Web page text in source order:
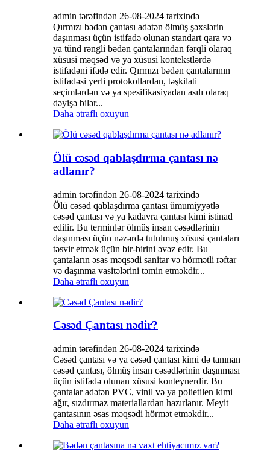
admin tərəfindən 26-08-2024 tarixində
Qırmızı bədən çantası adətən ölmüş şəxslərin
daşınması üçün istifadə olunan standart qara və
ya tünd rəngli bədən çantalarından fərqli olaraq
xüsusi məqsəd və ya xüsusi kontekstlərdə
istifadəni ifadə edir. Qırmızı bədən çantalarının
istifadəsi yerli protokollardan, təşkilati
seçimlərdən və ya spesifikasiyadan asılı olaraq
dəyişə bilər...
Daha ətraflı oxuyun
Ölü cəsəd qablaşdırma çantası nə
adlanır?
admin tərəfindən 26-08-2024 tarixində
Ölü cəsəd qablaşdırma çantası ümumiyyətlə
cəsəd çantası və ya kadavra çantası kimi istinad
edilir. Bu terminlər ölmüş insan cəsədlərinin
daşınması üçün nəzərdə tutulmuş xüsusi çantaları
təsvir etmək üçün bir-birini əvəz edir. Bu
çantaların əsas məqsədi sanitar və hörmətli rəftar
və daşınma vasitələrini təmin etməkdir...
Daha ətraflı oxuyun
Cəsəd Çantası nədir?
admin tərəfindən 26-08-2024 tarixində
Cəsəd çantası və ya cəsəd çantası kimi də tanınan
cəsəd çantası, ölmüş insan cəsədlərinin daşınması
üçün istifadə olunan xüsusi konteynerdir. Bu
çantalar adətən PVC, vinil və ya polietilen kimi
ağır, sızdırmaz materiallardan hazırlanır. Meyit
çantasının əsas məqsədi hörmət etməkdir...
Daha ətraflı oxuyun